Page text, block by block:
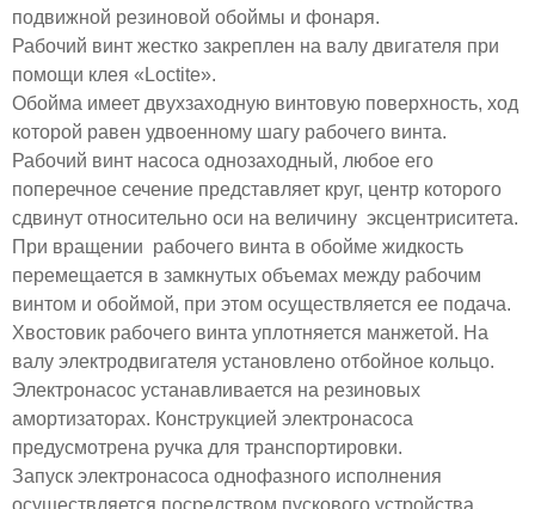
подвижной резиновой обоймы и фонаря.
Рабочий винт жестко закреплен на валу двигателя при
помощи клея «Loctite».
Обойма имеет двухзаходную винтовую поверхность, ход
которой равен удвоенному шагу рабочего винта.
Рабочий винт насоса однозаходный, любое его
поперечное сечение представляет круг, центр которого
сдвинут относительно оси на величину эксцентриситета.
При вращении рабочего винта в обойме жидкость
перемещается в замкнутых объемах между рабочим
винтом и обоймой, при этом осуществляется ее подача.
Хвостовик рабочего винта уплотняется манжетой. На
валу электродвигателя установлено отбойное кольцо.
Электронасос устанавливается на резиновых
амортизаторах. Конструкцией электронасоса
предусмотрена ручка для транспортировки.
Запуск электронасоса однофазного исполнения
осуществляется посредством пускового устройства,